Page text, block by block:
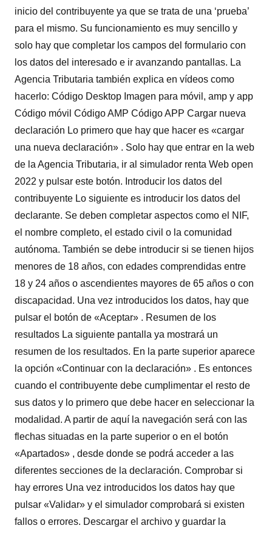
inicio del contribuyente ya que se trata de una ‘prueba’
para el mismo. Su funcionamiento es muy sencillo y
solo hay que completar los campos del formulario con
los datos del interesado e ir avanzando pantallas. La
Agencia Tributaria también explica en vídeos como
hacerlo: Código Desktop Imagen para móvil, amp y app
Código móvil Código AMP Código APP Cargar nueva
declaración Lo primero que hay que hacer es «cargar
una nueva declaración» . Solo hay que entrar en la web
de la Agencia Tributaria, ir al simulador renta Web open
2022 y pulsar este botón. Introducir los datos del
contribuyente Lo siguiente es introducir los datos del
declarante. Se deben completar aspectos como el NIF,
el nombre completo, el estado civil o la comunidad
autónoma. También se debe introducir si se tienen hijos
menores de 18 años, con edades comprendidas entre
18 y 24 años o ascendientes mayores de 65 años o con
discapacidad. Una vez introducidos los datos, hay que
pulsar el botón de «Aceptar» . Resumen de los
resultados La siguiente pantalla ya mostrará un
resumen de los resultados. En la parte superior aparece
la opción «Continuar con la declaración» . Es entonces
cuando el contribuyente debe cumplimentar el resto de
sus datos y lo primero que debe hacer en seleccionar la
modalidad. A partir de aquí la navegación será con las
flechas situadas en la parte superior o en el botón
«Apartados» , desde donde se podrá acceder a las
diferentes secciones de la declaración. Comprobar si
hay errores Una vez introducidos los datos hay que
pulsar «Validar» y el simulador comprobará si existen
fallos o errores. Descargar el archivo y guardar la